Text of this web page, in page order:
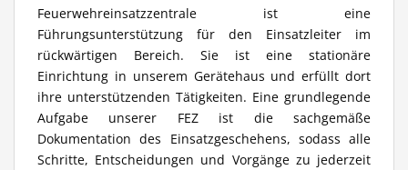
Feuerwehreinsatzzentrale ist eine
Führungsunterstützung für den Einsatzleiter im
rückwärtigen Bereich. Sie ist eine stationäre
Einrichtung in unserem Gerätehaus und erfüllt dort
ihre unterstützenden Tätigkeiten. Eine grundlegende
Aufgabe unserer FEZ ist die sachgemäße
Dokumentation des Einsatzgeschehens, sodass alle
Schritte, Entscheidungen und Vorgänge zu jederzeit